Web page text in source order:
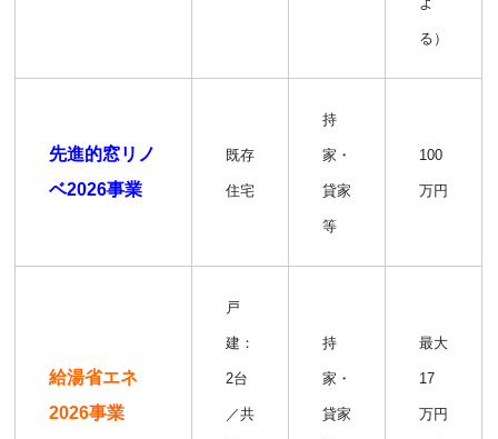
る）
先進的窓リノ
ベ2026事業
既存
住宅
持
家・
貸家
等
100
万円
給湯省エネ
2026事業
戸
建：
2台
／共
持
家・
貸家
最大
17
万円